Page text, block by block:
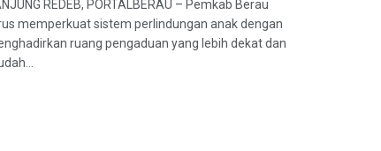
REDEB, PORTALBERAU – Pemkab Berau
memperkuat sistem perlindungan anak dengan
ruang pengaduan yang lebih dekat dan